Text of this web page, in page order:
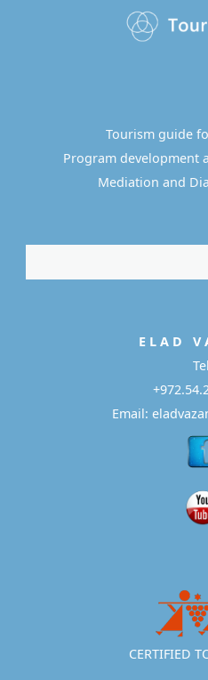
Tourism guide
Program development
Mediation and
E L A DV
Email: